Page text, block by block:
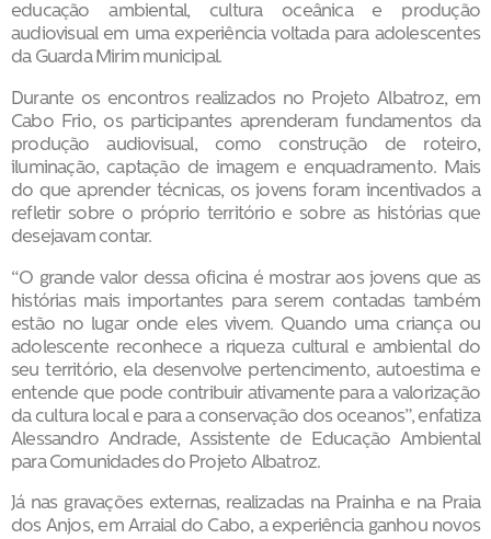
educação ambiental, cultura oceânica e produção
audiovisual em uma experiência voltada para adolescentes
da Guarda Mirim municipal.
Durante os encontros realizados no Projeto Albatroz, em
Cabo Frio, os participantes aprenderam fundamentos da
produção audiovisual, como construção de roteiro,
iluminação, captação de imagem e enquadramento. Mais
do que aprender técnicas, os jovens foram incentivados a
refletir sobre o próprio território e sobre as histórias que
desejavam contar.
“O grande valor dessa oficina é mostrar aos jovens que as
histórias mais importantes para serem contadas também
estão no lugar onde eles vivem. Quando uma criança ou
adolescente reconhece a riqueza cultural e ambiental do
seu território, ela desenvolve pertencimento, autoestima e
entende que pode contribuir ativamente para a valorização
da cultura local e para a conservação dos oceanos”, enfatiza
Alessandro Andrade, Assistente de Educação Ambiental
para Comunidades do Projeto Albatroz.
Já nas gravações externas, realizadas na Prainha e na Praia
dos Anjos, em Arraial do Cabo, a experiência ganhou novos